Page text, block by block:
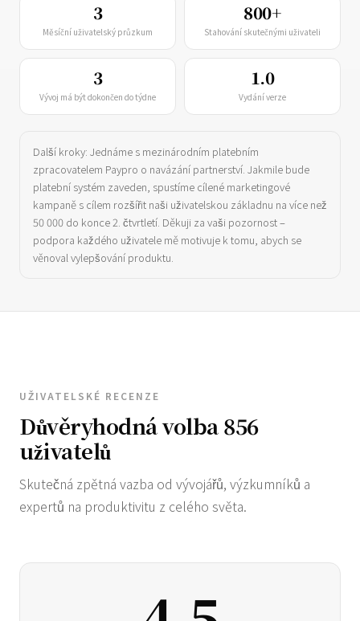
3
Měsíční uživatelský průzkum
800+
Stahování skutečnými uživateli
3
Vývoj má být dokončen do týdne
1.0
Vydání verze
Další kroky: Jednáme s mezinárodním platebním
zpracovatelem Paypro o navázání partnerství. Jakmile bude
platební systém zaveden, spustíme cílené marketingové
kampaně s cílem rozšířit naši uživatelskou základnu na více než
50 000 do konce 2. čtvrtletí. Děkuji za vaši pozornost –
podpora každého uživatele mě motivuje k tomu, abych se
věnoval vylepšování produktu.
UŽIVATELSKÉ RECENZE
Důvěryhodná volba 856
uživatelů
Skutečná zpětná vazba od vývojářů, výzkumníků a
expertů na produktivitu z celého světa.